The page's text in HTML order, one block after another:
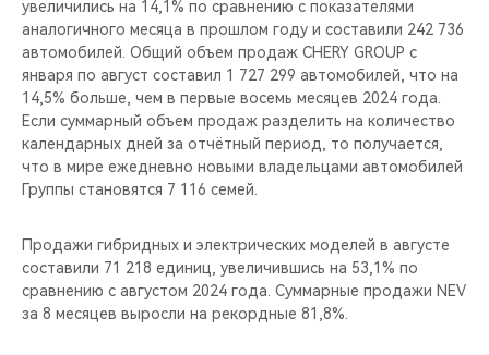
увеличились на 14,1% по сравнению с показателями
аналогичного месяца в прошлом году и составили 242 736
автомобилей. Общий объем продаж CHERY GROUP с
января по август составил 1 727 299 автомобилей, что на
14,5% больше, чем в первые восемь месяцев 2024 года.
Если суммарный объем продаж разделить на количество
календарных дней за отчётный период, то получается,
что в мире ежедневно новыми владельцами автомобилей
Группы становятся 7 116 семей.
Продажи гибридных и электрических моделей в августе
составили 71 218 единиц, увеличившись на 53,1% по
сравнению с августом 2024 года. Суммарные продажи NEV
за 8 месяцев выросли на рекордные 81,8%.